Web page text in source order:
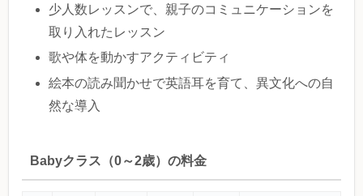
少人数レッスンで、親子のコミュニケーションを
取り入れたレッスン
歌や体を動かすアクティビティ
絵本の読み聞かせで英語耳を育て、異文化への自
然な導入
Babyクラス（0～2歳）の料金